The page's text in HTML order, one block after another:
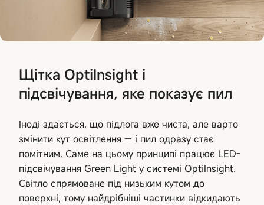
Щітка OptiInsight і
підсвічування, яке показує пил
Іноді здається, що підлога вже чиста, але варто
змінити кут освітлення — і пил одразу стає
помітним. Саме на цьому принципі працює LED-
підсвічування Green Light у системі OptiInsight.
Світло спрямоване під низьким кутом до
поверхні, тому найдрібніші частинки відкидають